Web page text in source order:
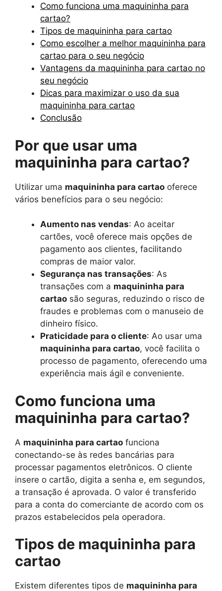
Como funciona uma maquininha para
cartao?
Tipos de maquininha para cartao
Como escolher a melhor maquininha para
cartao para o seu negócio
Vantagens da maquininha para cartao no
seu negócio
Dicas para maximizar o uso da sua
maquininha para cartao
Conclusão
Por que usar uma
maquininha para cartao?
Utilizar uma maquininha para cartao oferece
vários benefícios para o seu negócio:
Aumento nas vendas: Ao aceitar
cartões, você oferece mais opções de
pagamento aos clientes, facilitando
compras de maior valor.
Segurança nas transações: As
transações com a maquininha para
cartao são seguras, reduzindo o risco de
fraudes e problemas com o manuseio de
dinheiro físico.
Praticidade para o cliente: Ao usar uma
maquininha para cartao, você facilita o
processo de pagamento, oferecendo uma
experiência mais ágil e conveniente.
Como funciona uma
maquininha para cartao?
A maquininha para cartao funciona
conectando-se às redes bancárias para
processar pagamentos eletrônicos. O cliente
insere o cartão, digita a senha e, em segundos,
a transação é aprovada. O valor é transferido
para a conta do comerciante de acordo com os
prazos estabelecidos pela operadora.
Tipos de maquininha para
cartao
Existem diferentes tipos de maquininha para